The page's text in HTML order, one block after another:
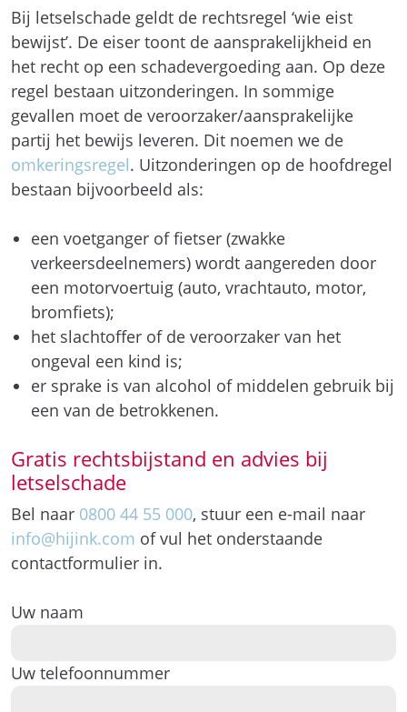
Bij letselschade geldt de rechtsregel ‘wie eist
bewijst’. De eiser toont de aansprakelijkheid en
het recht op een schadevergoeding aan. Op deze
regel bestaan uitzonderingen. In sommige
gevallen moet de veroorzaker/aansprakelijke
partij het bewijs leveren. Dit noemen we de
omkeringsregel. Uitzonderingen op de hoofdregel
bestaan bijvoorbeeld als:
een voetganger of fietser (zwakke
verkeersdeelnemers) wordt aangereden door
een motorvoertuig (auto, vrachtauto, motor,
bromfiets);
het slachtoffer of de veroorzaker van het
ongeval een kind is;
er sprake is van alcohol of middelen gebruik bij
een van de betrokkenen.
Gratis rechtsbijstand en advies bij
letselschade
Bel naar 0800 44 55 000, stuur een e-mail naar
info@hijink.com of vul het onderstaande
contactformulier in.
Uw naam
Uw telefoonnummer